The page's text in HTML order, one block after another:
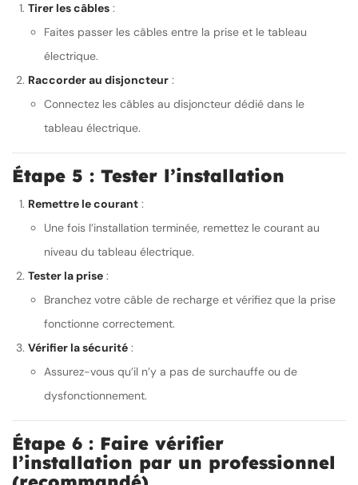
Tirer les câbles :
Faites passer les câbles entre la prise et le tableau
électrique.
Raccorder au disjoncteur :
Connectez les câbles au disjoncteur dédié dans le
tableau électrique.
Étape 5 : Tester l’installation
Remettre le courant :
Une fois l’installation terminée, remettez le courant au
niveau du tableau électrique.
Tester la prise :
Branchez votre câble de recharge et vérifiez que la prise
fonctionne correctement.
Vérifier la sécurité :
Assurez-vous qu’il n’y a pas de surchauffe ou de
dysfonctionnement.
Étape 6 : Faire vérifier
l’installation par un professionnel